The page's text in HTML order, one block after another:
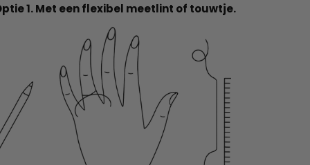
1. Met een flexibel meetlint of touwtje.